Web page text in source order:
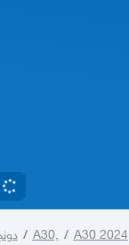
/ A30, / A30 2024